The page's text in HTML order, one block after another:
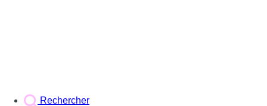
Rechercher